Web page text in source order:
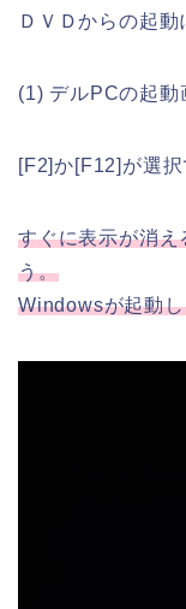
ＤＶＤからの起動
(1) デルPCの起動
[F2]か[F12]が選択
すぐに表示が消
う。
Windowsが起動